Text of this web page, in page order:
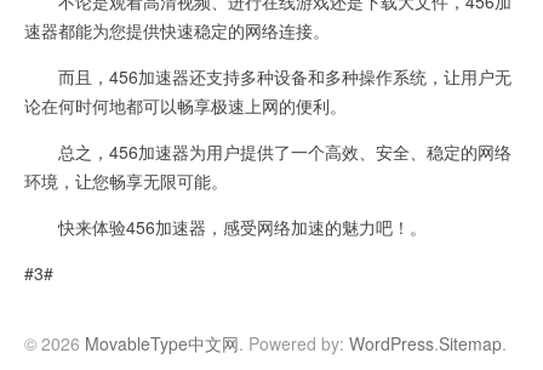
速器都能为您提供快速稳定的网络连接。
而且，456加速器还支持多种设备和多种操作系统，让用户无
论在何时何地都可以畅享极速上网的便利。
总之，456加速器为用户提供了一个高效、安全、稳定的网络
环境，让您畅享无限可能。
快来体验456加速器，感受网络加速的魅力吧！。
#3#
© 2026 MovableType中文网. Powered by: WordPress.Sitemap.